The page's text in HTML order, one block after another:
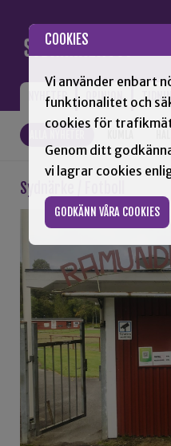
COOKIES
Vi använder enbart
funktionalitet och
cookies för
Genom ditt
vi lagrar cookies
GODKÄNN VÅRA COOKIES
NYHETER OPINION
Sydnärke / Fotboll